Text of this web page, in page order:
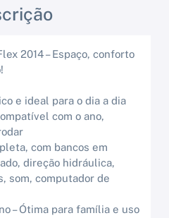
2014 – Espaço, conforto
e ideal para o dia a dia
com o ano,
com bancos em
direção hidráulica,
som, computador de
– Ótima para família e uso